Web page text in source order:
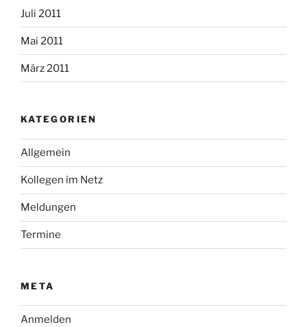
Juli 2011
Mai 2011
März 2011
KATEGORIEN
Allgemein
Kollegen im Netz
Meldungen
Termine
META
Anmelden